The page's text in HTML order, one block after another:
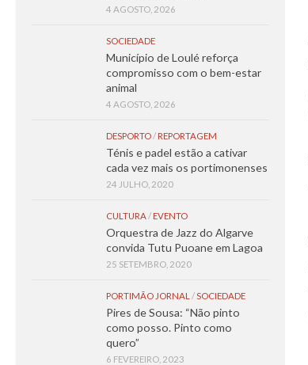
4 AGOSTO, 2026
SOCIEDADE
Município de Loulé reforça
compromisso com o bem-estar
animal
4 AGOSTO, 2026
DESPORTO/ REPORTAGEM
Ténis e padel estão a cativar
cada vez mais os portimonenses
24 JULHO, 2020
CULTURA/ EVENTO
Orquestra de Jazz do Algarve
convida Tutu Puoane em Lagoa
25 SETEMBRO, 2020
PORTIMÃO JORNAL /SOCIEDADE
Pires de Sousa: “Não pinto
como posso. Pinto como
quero”
6 FEVEREIRO, 2023